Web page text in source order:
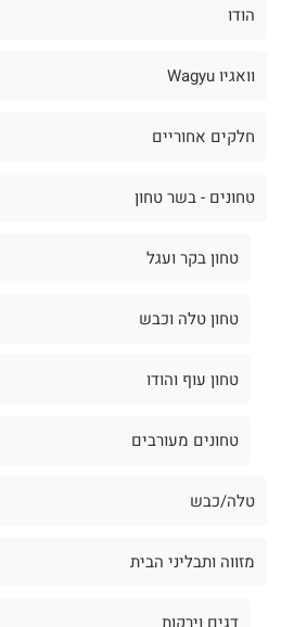
הודו
וואגיו Wagyu
חלקים אחוריים
טחונים - בשר טחון
טחון בקר ועגל
טחון טלה וכבש
טחון עוף והודו
טחונים מעורבים
טלה/כבש
מזווה ותבליני הבית